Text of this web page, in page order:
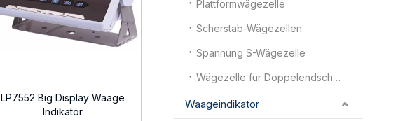
LP7552 Big Display Waage
Indikator
Plattformwägezelle
Scherstab-Wägezellen
Spannung S-Wägezelle
Wägezelle für Doppelendscherbalken
Waageindikator